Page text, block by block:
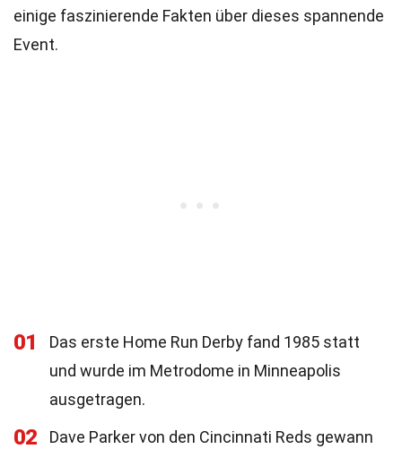
einige faszinierende Fakten über dieses spannende
Event.
01
Das erste Home Run Derby fand 1985 statt
und wurde im Metrodome in Minneapolis
ausgetragen.
02
Dave Parker von den Cincinnati Reds gewann